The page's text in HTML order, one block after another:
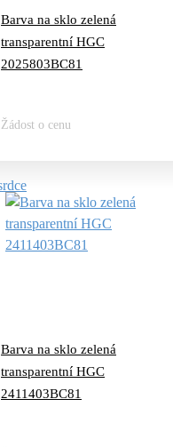
Barva na sklo zelená
transparentní HGC
2025803BC81
Žádost o cenu
Barva na sklo zelená
transparentní HGC
2411403BC81